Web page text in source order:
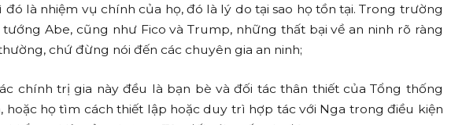
đó là nhiệm vụ chính của họ, đó là lý do tại sao họ tồn tại. Trong trường
Abe, cũng như Fico và Trump, những thất bại về an ninh rõ ràng
chứ đừng nói đến các chuyên gia an ninh;
chính trị gia này đều là bạn bè và đối tác thân thiết của Tổng thống
hoặc họ tìm cách thiết lập hoặc duy trì hợp tác với Nga trong điều kiện